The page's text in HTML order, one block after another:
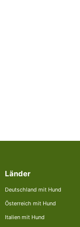
Länder
Deutschland mit Hund
Österreich mit Hund
Italien mit Hund